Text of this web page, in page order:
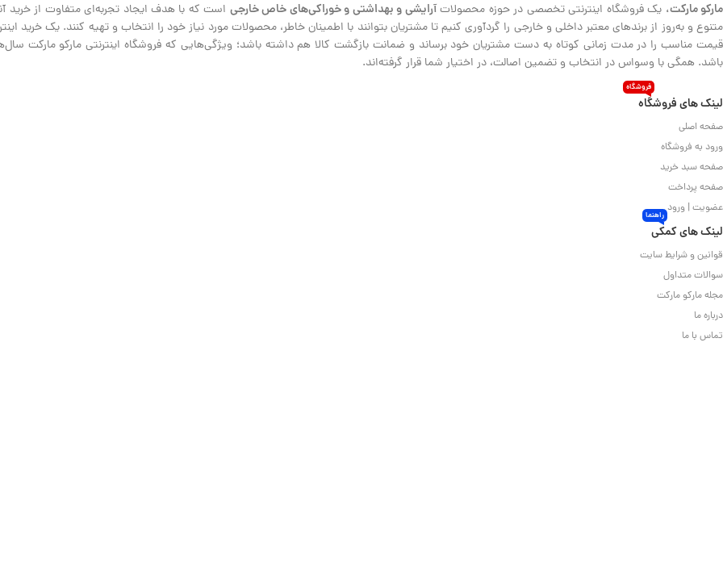
مارکو مارکت، یک فروشگاه اینترنتی تخصصی در حوزه محصولاتآرایشی و بهداشتی و خوراکی‌های خاص خارجی است که با هدف ایجاد تجربه‌ای متفاوت از خرید
متنوع و به‌روز از برندهای معتبر داخلی و خارجی را گردآوری کنیم تا مشتریان بتوانند با اطمینان خاطر، محصولات مورد نیاز خود را انتخاب و تهیه کنند. یک خرید
قیمت مناسب را در مدت زمانی کوتاه به دست مشتریان خود برساند و ضمانت بازگشت کالا هم داشته باشد؛ ویژگی‌هایی که فروشگاه اینترنتی مارکو مارکت
باشد. همگی با وسواس در انتخاب و تضمین اصالت، در اختیار شما قرار گرفته‌اند.
لینک های فروشگاه
فروشگاه
صفحه اصلی
ورود به فروشگاه
صفحه سبد خرید
صفحه پرداخت
عضویت | ورود
لینک های کمکی
راهنما
قوانین و شرایط سایت
سوالات متداول
مجله مارکو مارکت
درباره ما
تماس با ما